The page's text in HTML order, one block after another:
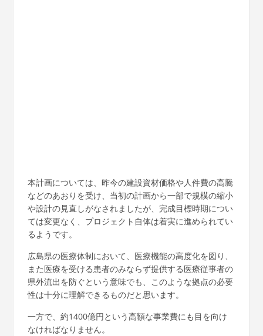
本計画については、昨今の建設資材価格や人件費の高騰
などのあおりを受け、当初の計画から一部で規模の縮小
や設計の見直しがなされましたが、完成目標時期につい
ては変更なく、プロジェクト自体は着実に進められてい
るようです。
広島県の医療体制において、医療機能の高度化を図り、
また医療を受ける患者のみならず提供する医療従事者の
県外流出を防ぐという意味でも、このような拠点の必要
性は十分に理解できるものだと思います。
一方で、約1400億円という高額な事業費にも目を向け
なければなりません。